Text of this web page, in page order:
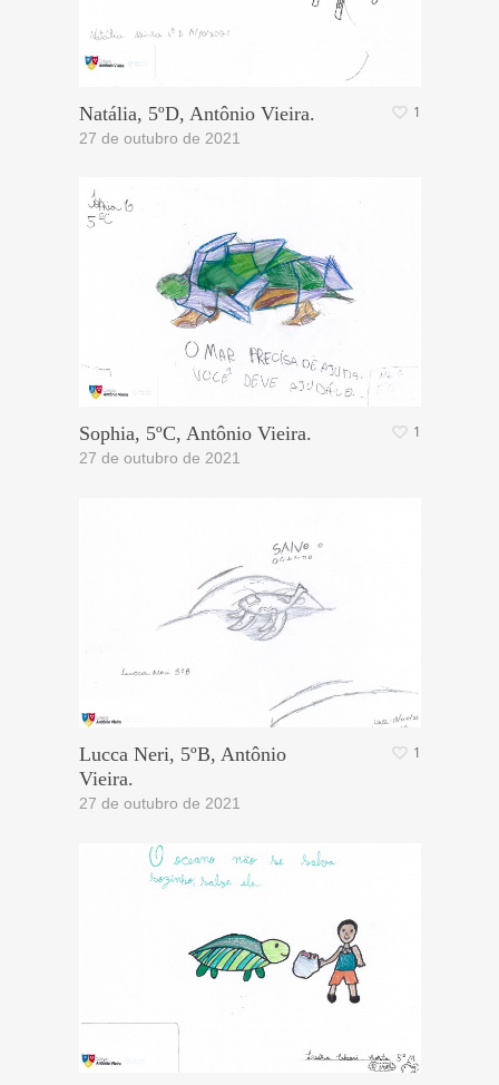
Natália, 5ºD, Antônio Vieira.
27 de outubro de 2021
1
Sophia, 5ºC, Antônio Vieira.
27 de outubro de 2021
1
Lucca Neri, 5ºB, Antônio
Vieira.
27 de outubro de 2021
1